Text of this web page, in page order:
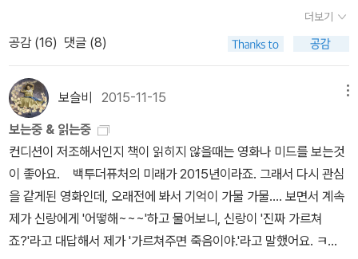
진날'은 내가 가지고 있는 소중한것들에 대한 이야기. 코바늘 뜨기로
만든 냄비 집개를 퀼트처럼 이어 붙이기해서 이불을 만든것이 참 멋
졌어요. 함께 받았던 토베 얀손의 엽서 - 차마 편지를 쓸쑤가 없어
요... ^^ 소장하고 있으면 멋진 어린왕자 팝업북이예요. 책을 펼치
면 뱀의 머리가 올라가고 접으면 내려가요.. 워낙 내용이 좋은데, 책속
의 그림도 참 이뻐요. 팝업북이 그 그림의 장점을 잘 살려주었어요.
'어린왕자'를 컬렉션 하시는 분이라면 이 책 절대 놓치지 마세요~~
는 다는것은 왠지 재미없게 느껴져요. 그리고 제가 부끄럽게도 '이오
덕'선생님과 '권정생' 선생님을 모르는것도 평소였더라면 그냥 지나쳤
을지도 모르겠습니다. 혼자만 책을 읽었더라면 그냥 지나쳤을것을,
제가 좋아하는 분들이 이 책을 읽고 좋았다는 글들을 읽으면서.... 그
리고 예전에 편지글로 되었던 '채링크로스 84번지'를 재미있게 읽어
서 읽기로 결심을 했답니다. '선생님, 요즘은 어떠하십니까'는 '채링크
로스'에서 느껴졌던, 발랄함과는 달리 진중한 느낌이 드는데, 그 느낌
도 좋았어요. 그리고 읽다보니 제가 재미있게 읽었던 책들이 '권정생
선생님'의 책이었다는것을 알았답니다.^^;; 가끔은 책이 너무 유명하
다보니 작가보다 책 이름만 기억할때가 있었는데, '권정생'님도 그런
경우였어요. 몰라뵈서 죄송합니다.~~ ^^ 더 이상 외롭지 않다고 느
더보기
공감 (16) 댓글 (8)
보슬비 2015-11-15
보는중 & 읽는중
컨디션이 저조해서인지 책이 읽히지 않을때는 영화나 미드를 보는것
이 좋아요. 백투더퓨처의 미래가 2015년이라죠. 그래서 다시 관심
을 같게된 영화인데, 오래전에 봐서 기억이 가물 가물.... 보면서 계속
제가 신랑에게 '어떻해~~~'하고 물어보니, 신랑이 '진짜 가르쳐
죠?'라고 대답해서 제가 '가르쳐주면 죽음이야.'라고 말했어요. ㅋ